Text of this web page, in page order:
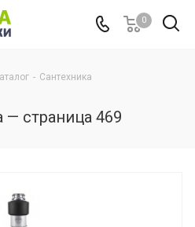
0
- Сантехника
— страница 469